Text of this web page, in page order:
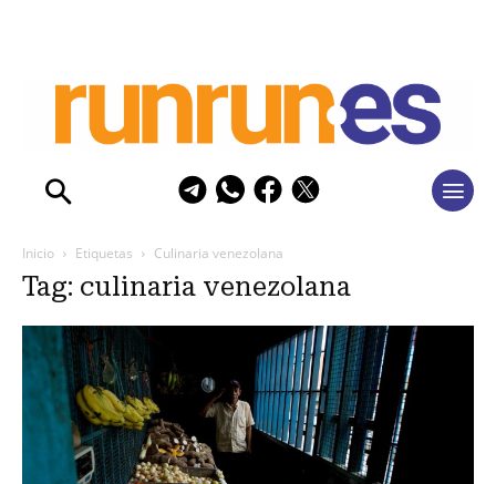
Inicio Etiquetas Culinaria venezolana
Tag: culinaria venezolana